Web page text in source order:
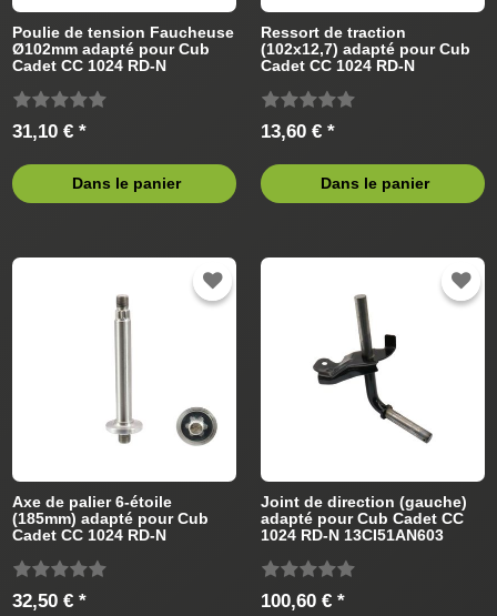
Poulie de tension Faucheuse
Ø102mm adapté pour Cub
Cadet CC 1024 RD-N
de pelouse
31,10 € *
Dans le panier
Ressort de traction
(102x12,7) adapté pour Cub
Cadet CC 1024 RD-N
de pelouse
13,60 € *
Dans le panier
Axe de palier 6-étoile
(185mm) adapté pour Cub
Cadet CC 1024 RD-N
de pelouse
32,50 € *
Joint de direction (gauche)
adapté pour Cub Cadet CC
1024 RD-N 13CI51AN603
100,60 € *